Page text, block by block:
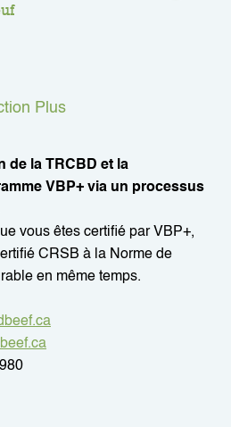
Plus
de la TRCBD et la
VBP+ via un processus
vous êtes certifié par VBP+,
CRSB à la Norme de
en même temps.